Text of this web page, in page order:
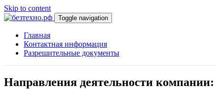
Skip to content
Toggle navigation
Главная
Контактная информация
Разрешительные документы
Направления деятельности компании: